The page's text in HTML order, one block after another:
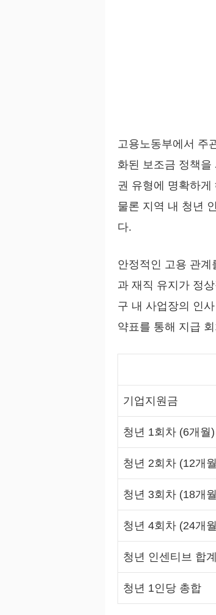
고용노동부에서 주
화된 보조금 정책
권 유형에 명확하
물론 지역 내 청년
다.
안정적인 고용 관
과 재직 유지가 정
구 내 사업장의 인
약표를 통해 지급
기업지원금
청년 1회차 (6개월)
청년 2회차 (12개
청년 3회차 (18개
청년 4회차 (24개
청년 인센티브 합계
청년 1인당 총합